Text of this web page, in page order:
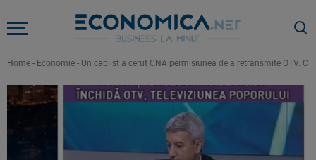
Home - Economie - Un cablist a cerut CNA permisiunea de a retransmite OTV.